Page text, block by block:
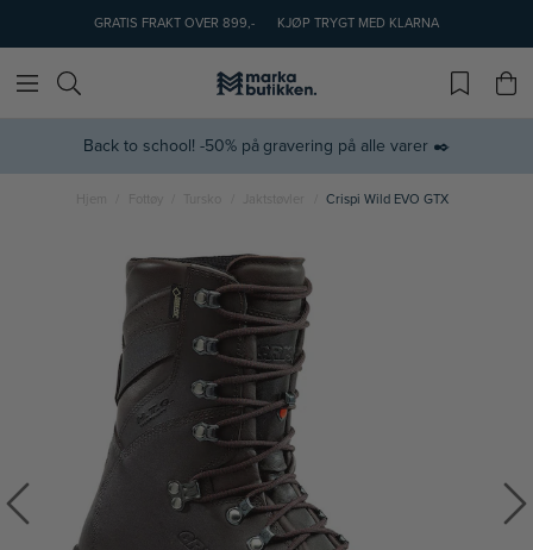
GRATIS FRAKT OVER 899,- KJØP TRYGT MED KLARNA
Back to school! -50% på gravering på alle varer ✒️
Hjem Fottøy Tursko Jaktstøvler Crispi Wild EVO GTX